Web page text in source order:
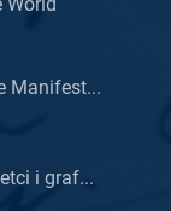
Manifest...
i graf...